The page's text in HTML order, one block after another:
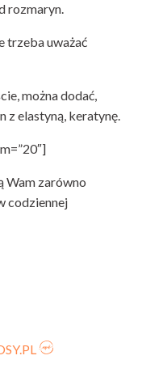
rozmaryn.
trzeba uważać
można dodać,
z elastyną, keratynę.
Wam zarówno
codziennej